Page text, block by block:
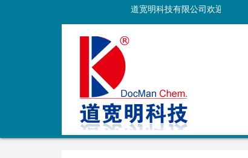
道宽明科技有限公司欢迎您